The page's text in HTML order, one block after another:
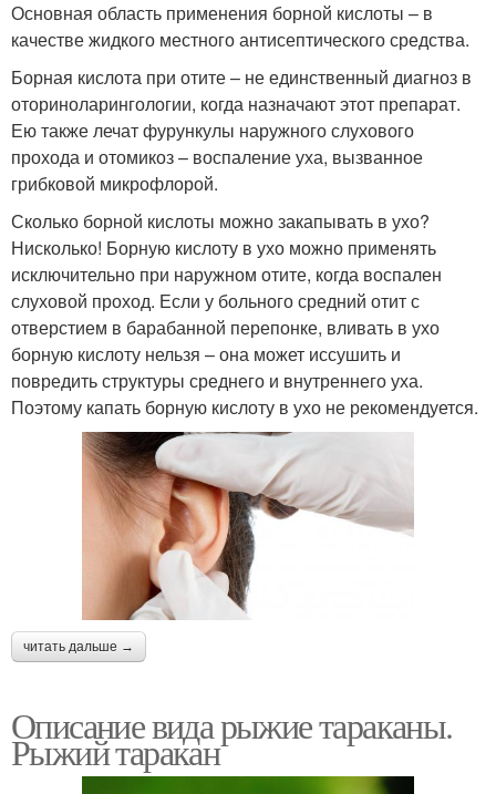
Основная область применения борной кислоты – в
качестве жидкого местного антисептического средства.
Борная кислота при отите – не единственный диагноз в
оториноларингологии, когда назначают этот препарат.
Ею также лечат фурункулы наружного слухового
прохода и отомикоз – воспаление уха, вызванное
грибковой микрофлорой.
Сколько борной кислоты можно закапывать в ухо?
Нисколько! Борную кислоту в ухо можно применять
исключительно при наружном отите, когда воспален
слуховой проход. Если у больного средний отит с
отверстием в барабанной перепонке, вливать в ухо
борную кислоту нельзя – она может иссушить и
повредить структуры среднего и внутреннего уха.
Поэтому капать борную кислоту в ухо не рекомендуется.
читать дальше →
Описание вида рыжие тараканы.
Рыжий таракан